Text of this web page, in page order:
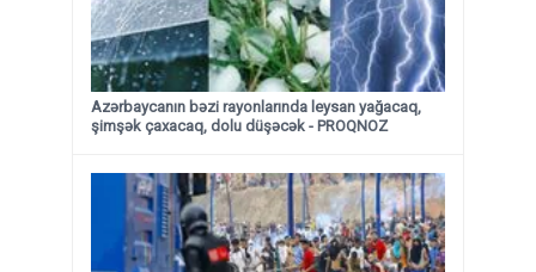
Azərbaycanın bəzi rayonlarında leysan yağacaq,
şimşək çaxacaq, dolu düşəcək - PROQNOZ